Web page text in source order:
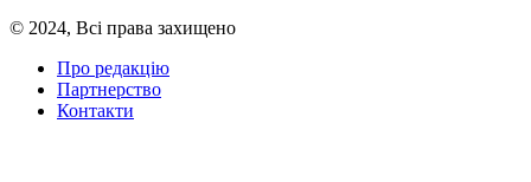
© 2024, Всі права захищено
Про редакцію
Партнерство
Контакти